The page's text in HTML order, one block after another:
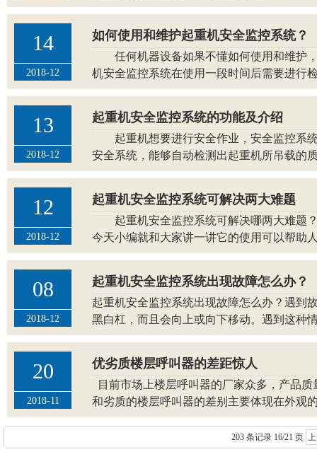
14
2018-12
如何使用和维护起重机安全监控系统？
任何机器设备如果不懂如何使用和维护
机安全监控系统在使用一段时间后需要进行
13
2018-12
起重机安全监控系统的功能及介绍
起重机想要进行安全作业，安全监控系
安全系统，能够自动检测出起重机所吊载的
12
2018-12
起重机安全监控系统可解决两大难题
起重机安全监控系统可解决哪两大难题？
今天小编就和大家讲一讲它的使用可以帮
08
2018-12
起重机安全监控系统出现故障怎么办？
起重机安全监控系统出现故障怎么办？遇到
黑白杠，而且会向上或向下移动。遇到这种
20
2018-11
优劣质楼层呼叫器的差距惊人
目前市场上楼层呼叫器的厂家众多，产品
和劣质的楼层呼叫器的差别主要体现在外观
203 条记录 16/21 页